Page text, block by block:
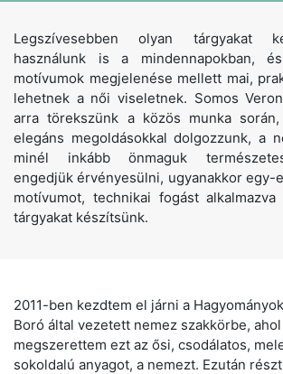
Legszívesebben olyan tárgyakat
használunk is a mindennapokban,
motívumok megjelenése mellett mai,
lehetnek a női viseletnek. Somos
arra törekszünk a közös munka
elegáns megoldásokkal dolgozzunk, a
minél inkább önmaguk
engedjük érvényesülni, ugyanakkor egy-
motívumot, technikai fogást
tárgyakat készítsünk.
2011-ben kezdtem el járni a
Boró által vezetett nemez szakkörbe,
megszerettem ezt az ősi, csodálatos,
sokoldalú anyagot, a nemezt. Ezután